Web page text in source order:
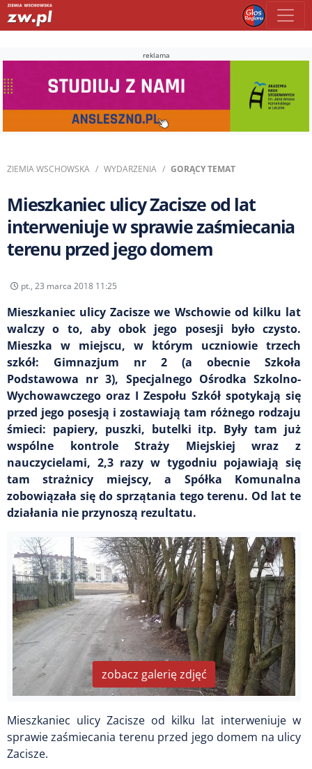
reklama
ZIEMIA WSCHOWSKA WYDARZENIA GORĄCY TEMAT
Mieszkaniec ulicy Zacisze od lat
interweniuje w sprawie zaśmiecania
terenu przed jego domem
pt., 23 marca 2018 11:25
Mieszkaniec ulicy Zacisze we Wschowie od kilku lat
walczy o to, aby obok jego posesji było czysto.
Mieszka w miejscu, w którym uczniowie trzech
szkół: Gimnazjum nr 2 (a obecnie Szkoła
Podstawowa nr 3), Specjalnego Ośrodka Szkolno-
Wychowawczego oraz I Zespołu Szkół spotykają się
przed jego posesją i zostawiają tam różnego rodzaju
śmieci: papiery, puszki, butelki itp. Były tam już
wspólne kontrole Straży Miejskiej wraz z
nauczycielami, 2,3 razy w tygodniu pojawiają się
tam strażnicy miejscy, a Spółka Komunalna
zobowiązała się do sprzątania tego terenu. Od lat te
działania nie przynoszą rezultatu.
zobacz galerię zdjęć
Mieszkaniec ulicy Zacisze od kilku lat interweniuje w
sprawie zaśmiecania terenu przed jego domem na ulicy
Zacisze.